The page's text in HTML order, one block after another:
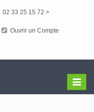
02 33 25 15 72 >
Ouvrir un Compte
Menu